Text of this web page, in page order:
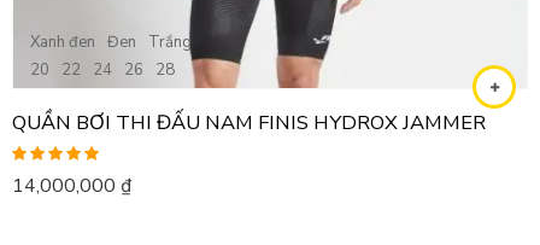
Xanh đen Đen
Trắng
20
22 24 26 28
QUẦN BƠI THI ĐẤU NAM FINIS HYDROX JAMMER
Được xếp
hạng5.005
14,000,000 ₫